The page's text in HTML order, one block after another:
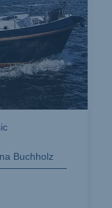
Buchholz